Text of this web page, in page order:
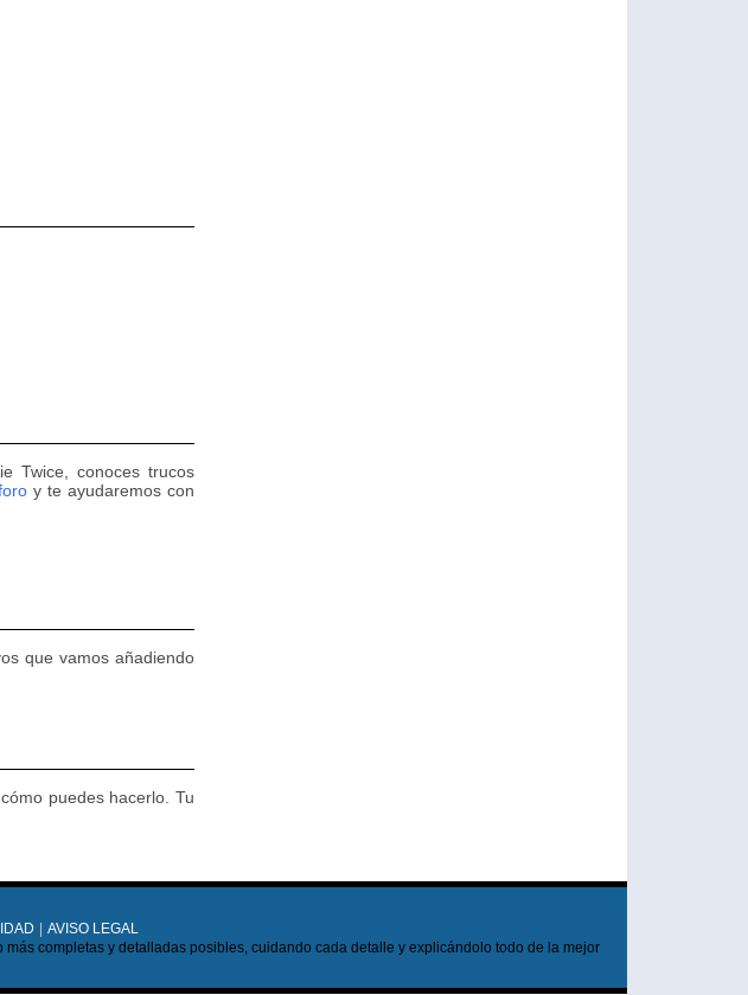
Twice, conoces trucos
y te ayudaremos con
que vamos añadiendo
puedes hacerlo. Tu
AVISO LEGAL
completas y detalladas posibles, cuidando cada detalle y explicándolo todo de la mejor